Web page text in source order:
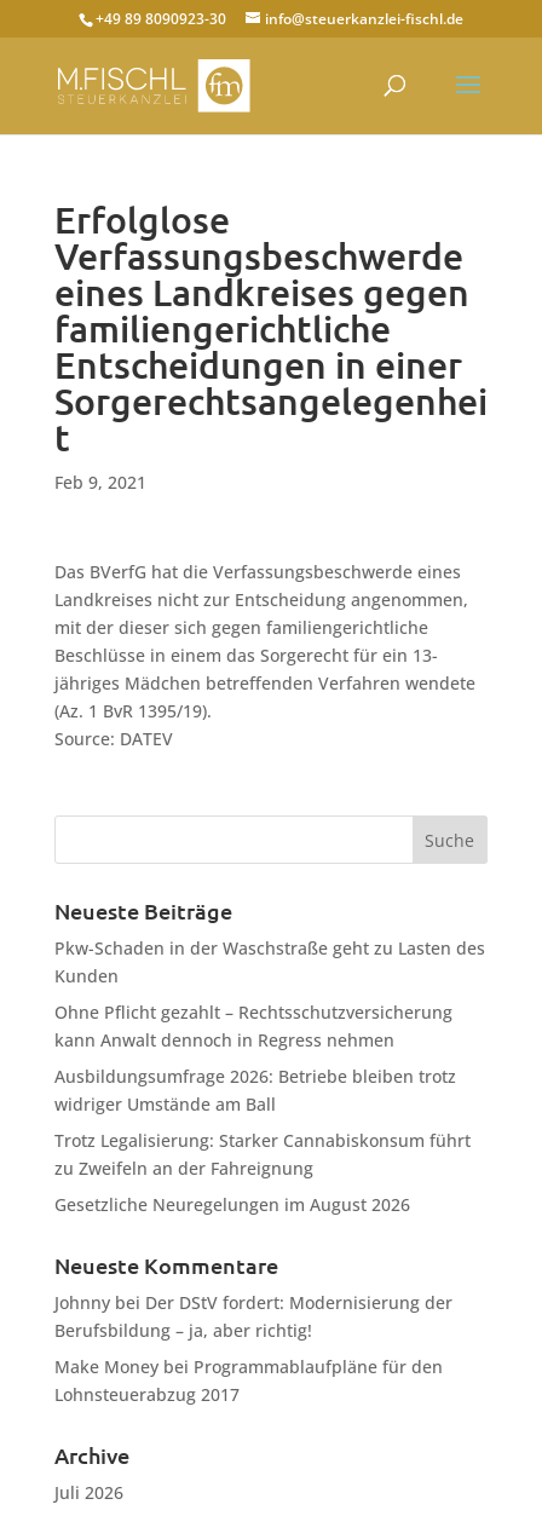
+49 89 8090923-30 info@steuerkanzlei-fischl.de
Erfolglose
Verfassungsbeschwerde
eines Landkreises gegen
familiengerichtliche
Entscheidungen in einer
Sorgerechtsangelegenhei
t
Feb 9, 2021
Das BVerfG hat die Verfassungsbeschwerde eines
Landkreises nicht zur Entscheidung angenommen,
mit der dieser sich gegen familiengerichtliche
Beschlüsse in einem das Sorgerecht für ein 13-
jähriges Mädchen betreffenden Verfahren wendete
(Az. 1 BvR 1395/19).
Source: DATEV
Neueste Beiträge
Pkw-Schaden in der Waschstraße geht zu Lasten des
Kunden
Ohne Pflicht gezahlt – Rechtsschutzversicherung
kann Anwalt dennoch in Regress nehmen
Ausbildungsumfrage 2026: Betriebe bleiben trotz
widriger Umstände am Ball
Trotz Legalisierung: Starker Cannabiskonsum führt
zu Zweifeln an der Fahreignung
Gesetzliche Neuregelungen im August 2026
Neueste Kommentare
Johnnybei Der DStV fordert: Modernisierung der
Berufsbildung – ja, aber richtig!
Make Moneybei Programmablaufpläne für den
Lohnsteuerabzug 2017
Archive
Juli 2026